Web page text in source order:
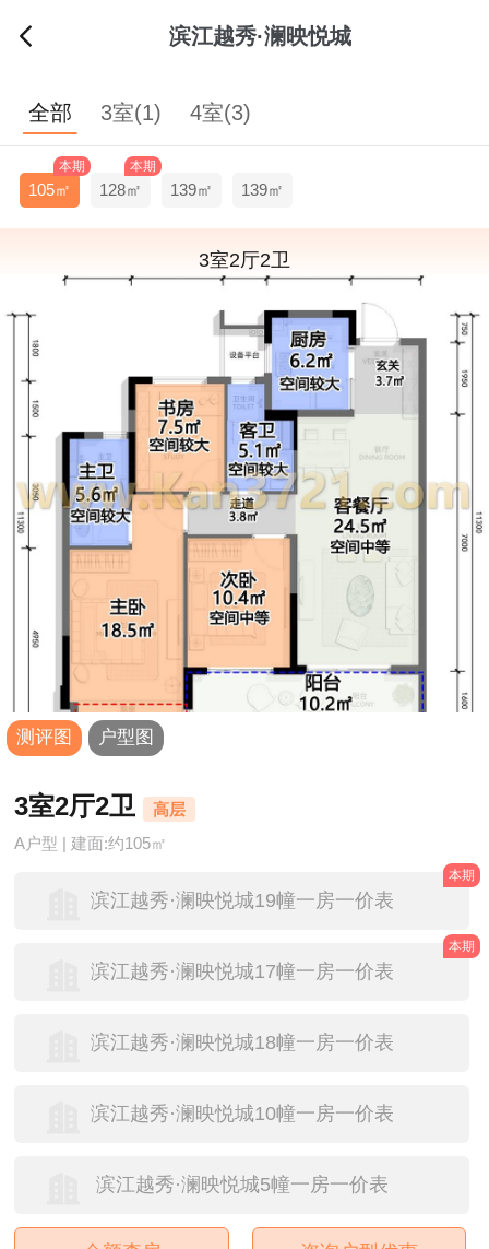
滨江越秀·澜映悦城
全部 3室(1) 4室(3)
105㎡
本期
128㎡
本期
139㎡ 139㎡
3室2厅2卫
测评图 户型图
3室2厅2卫 高层
A户型 | 建面:约105㎡
滨江越秀·澜映悦城19幢一房一价表
本期
滨江越秀·澜映悦城17幢一房一价表
本期
滨江越秀·澜映悦城18幢一房一价表
滨江越秀·澜映悦城10幢一房一价表
滨江越秀·澜映悦城5幢一房一价表